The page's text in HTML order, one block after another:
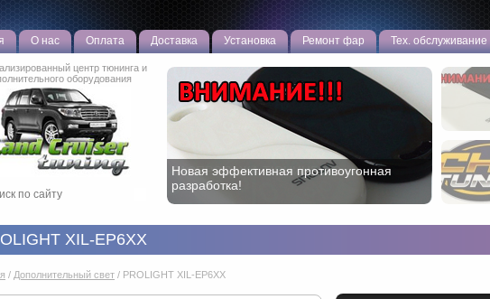
О нас Оплата Доставка Установка Ремонт фар Тех. обслуживание
центр тюнинга и
оборудования
РАСПРОДАЖА ТЮНИНГА! Сливаем
остатки!
XIL-EP6XX
/ Дополнительный свет / PROLIGHT XIL-EP6XX